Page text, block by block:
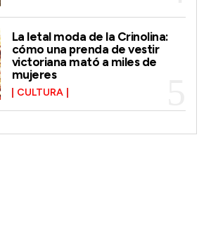
La letal moda de la Crinolina:
cómo una prenda de vestir
victoriana mató a miles de
mujeres
CULTURA